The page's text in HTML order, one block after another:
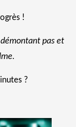
!
démontant pas et
?